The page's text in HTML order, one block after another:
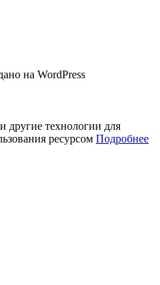
на WordPress
другие технологии для
ресурсом Подробнее